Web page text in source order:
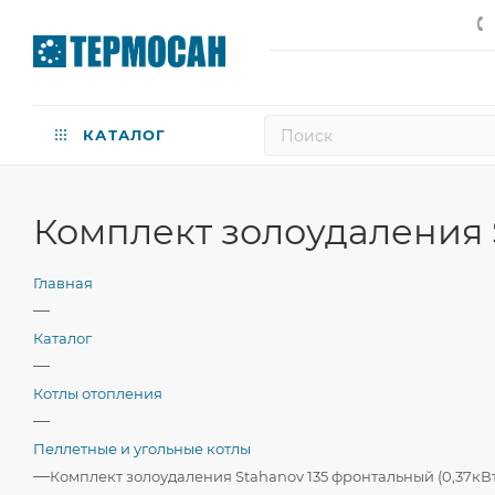
КАТАЛОГ
Комплект
Главная
—
Каталог
—
Котлы отопления
—
Пеллетные и угольные котлы
—Комплект золоудаления Stahanov 135 фронтальный